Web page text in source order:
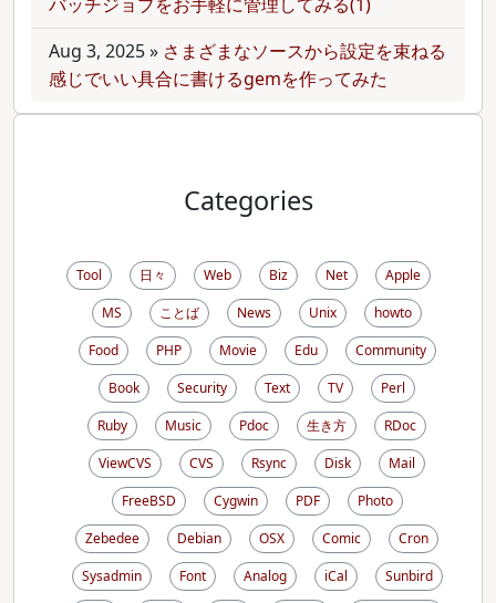
Aug 3, 2025» さまざまなソースから設定を束ねる
感じでいい具合に書けるgemを作ってみた
Categories
Tool 日々 Web Biz Net
Apple
MS
ことば News Unix
howto
Food
PHP Movie Edu
Community
Book
Security Text TV
Perl
Ruby
Music Pdoc 生き方
RDoc
ViewCVS
CVS Rsync Disk
Mail
FreeBSD
Cygwin PDF
Photo
Zebedee
Debian OSX Comic
Cron
Sysadmin
Font Analog iCal
Sunbird